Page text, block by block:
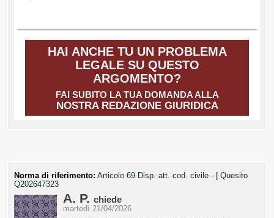
HAI ANCHE TU UN PROBLEMA
LEGALE SU QUESTO
ARGOMENTO?
FAI SUBITO LA TUA DOMANDA ALLA
NOSTRA REDAZIONE GIURIDICA
Norma di riferimento: Articolo 69 Disp. att. cod. civile -
Quesito
Q202647323
A. P. chiede
martedì 21/04/2026